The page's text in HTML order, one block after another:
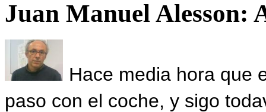
Juan Manuel Alesson:
Hace media hora que
paso con el coche, y sigo